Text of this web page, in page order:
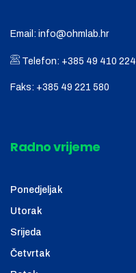
Email: info@ohmlab.hr
Telefon: +385 49 410 224
Faks: +385 49 221 580
Radno vrijeme
Ponedjeljak
Utorak
Srijeda
Četvrtak